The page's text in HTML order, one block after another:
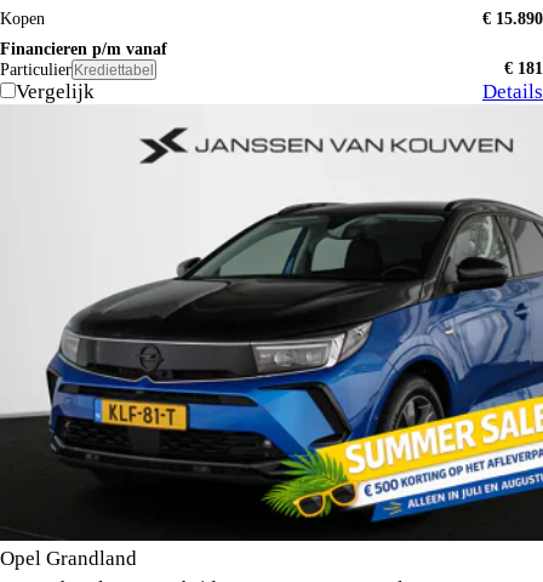
Kopen
€ 15.890
Financieren p/m vanaf
Particulier Krediettabel € 181
Vergelijk Details
Opel Grandland